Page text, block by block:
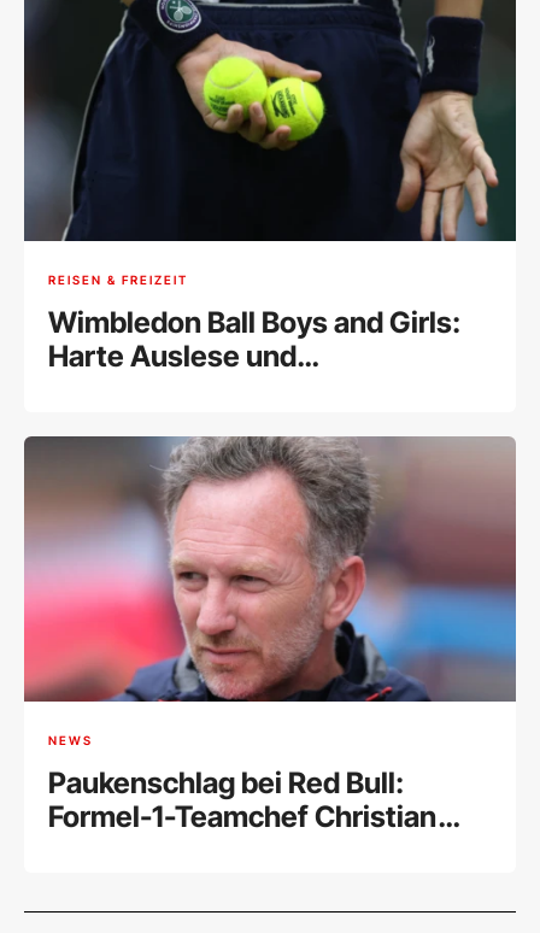
REISEN & FREIZEIT
Wimbledon Ball Boys and Girls:
Harte Auslese und
NEWS
Paukenschlag bei Red Bull:
Formel-1-Teamchef Christian